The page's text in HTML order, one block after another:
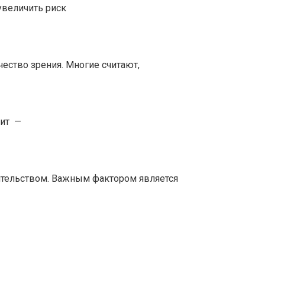
риск
зрения. Многие считают,
—
Важным фактором является